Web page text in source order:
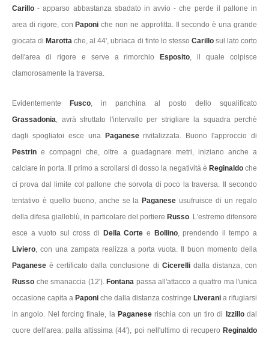
Carillo - apparso abbastanza sbadato in avvio - che perde il pallone in
area di rigore, con Paponi che non ne approfitta. Il secondo è una grande
giocata di Marotta che, al 44', ubriaca di finte lo stesso Carillosul lato corto
dell'area di rigore e serve a rimorchio
Esposito, il quale colpisce
clamorosamente la traversa.
Evidentemente Fusco, in panchina al posto dello squalificato
Grassadonia, avrà sfruttato l'intervallo per strigliare la squadra perchè
dagli spogliatoi esce una
Paganeserivitalizzata. Buono l'approccio di
Pestrin e compagni che, oltre a guadagnare metri, iniziano anche a
calciare in porta. Il primo a scrollarsi di dosso la negatività è Reginaldoche
ci prova dal limite col pallone che sorvola di poco la traversa. Il secondo
tentativo è quello buono, anche se la Paganese usufruisce di un regalo
della difesa gialloblù, in particolare del portiere Russo. L'estremo difensore
esce a vuoto sul cross di
Della Corte e Bollino, prendendo il tempo a
Liviero, con una zampata realizza a porta vuota. Il buon momento della
Paganese è certificato dalla conclusione di Cicerellidalla distanza, con
Russo che smanaccia (12'). Fontana passa all'attacco a quattro ma l'unica
occasione capita a Paponi che dalla distanza costringe Liverani a rifugiarsi
in angolo. Nel forcing finale, la Paganeserischia con un tiro di Izzillodal
cuore dell'area: palla altissima (44'), poi nell'ultimo di recupero Reginaldo